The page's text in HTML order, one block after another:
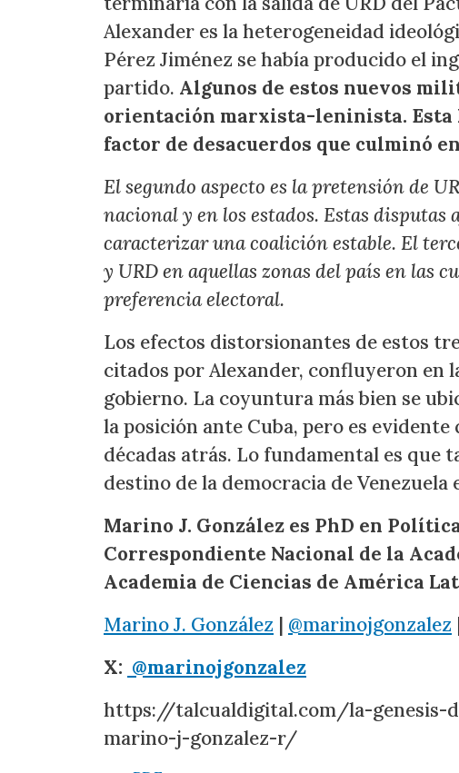
Alexander es la heterogeneidad
Pérez Jiménez se había producido el
partido. Algunos de estos nuevos
orientación marxista-leninista. Esta
factor de desacuerdos que culminó
El segundo aspecto es la pretensión de
nacional y en los estados. Estas
caracterizar una coalición estable. El
y URD en aquellas zonas del país en las
preferencia electoral.
Los efectos distorsionantes de estos
citados por Alexander, confluyeron en
gobierno. La coyuntura más bien se
la posición ante Cuba, pero es
décadas atrás. Lo fundamental es
destino de la democracia de
Marino J. González es PhD en
Correspondiente Nacional de la
Academia de Ciencias de América
Marino J. González | @marinojgonzalez
X: @marinojgonzalez
https://talcualdigital.com/la-genesis-
marino-j-gonzalez-r/